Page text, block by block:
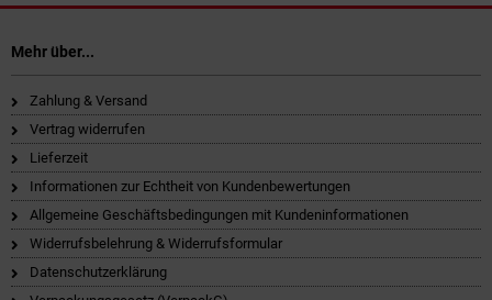
Mehr über...
Zahlung & Versand
Vertrag widerrufen
Lieferzeit
Informationen zur Echtheit von Kundenbewertungen
Allgemeine Geschäftsbedingungen mit Kundeninformationen
Widerrufsbelehrung & Widerrufsformular
Datenschutzerklärung